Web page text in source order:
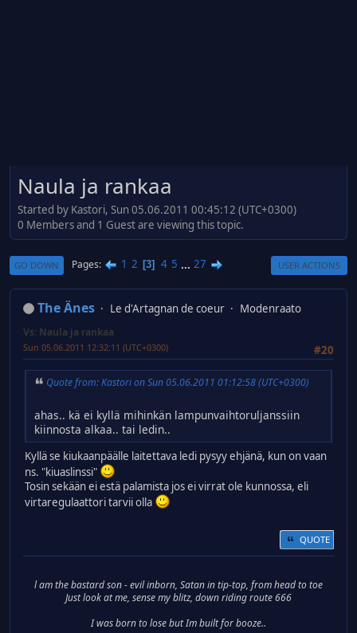
Naula ja rankaa
Started by Kastori, Sun 05.06.2011 00:45:12 (UTC+0300)
0 Members and 1 Guest are viewing this topic.
GO DOWN Pages 1 2 3 4 5 ... 27 USER ACTIONS
The Änes Le d'Artagnan de coeur Modenraato
Vs: Naula ja rankaa
#20
Sun 05.06.2011 12:32:11 (UTC+0300)
Quote from: Kastori on Sun 05.06.2011 01:12:58 (UTC+0300)
ahas.. kä ei kyllä mihinkän lampunvaihtoruljanssiin
kiinnosta alkaa.. tai ledin..
Kyllä se kiukaanpäälle laitettava ledi pysyy ehjänä, kun on vaan
ns. "kiuaslinssi"
Tosin sekään ei estä palamista jos ei virrat ole kunnossa, eli
virtaregulaattori tarvii olla
QUOTE
l am the bastard son - evil inborn, Satan in tip-top, from head to toe
Just look at me, sense my blitz, down riding route 666
I was born to lose but Im built for booze..